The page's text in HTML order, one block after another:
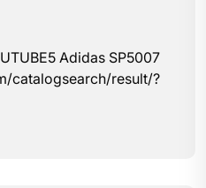
Adidas SP5007
catalogsearch/result/?